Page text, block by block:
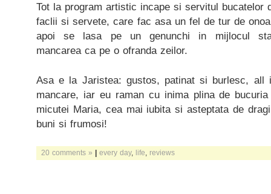
Tot la program artistic incape si servitul bucatelor
faclii si servete, care fac asa un fel de tur de
apoi se lasa pe un genunchi in mijlocul
mancarea ca pe o ofranda zeilor.
Asa e la Jaristea: gustos, patinat si burlesc, all
mancare, iar eu raman cu inima plina de
micutei Maria, cea mai iubita si asteptata de
buni si frumosi!
20 comments » | every day, life reviews